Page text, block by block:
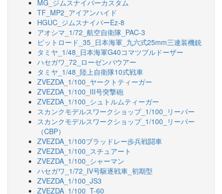
MG_ジムスナイパーカスタム
TF_MP2_アイアンハイド
HGUC_ジムスナイパーEz-8
アオシマ_1/72_航空自衛隊_PAC-3
ピットロード_35_日本海軍_九六式25mm三連装機銃
タミヤ_1/48_日本海軍G40コマツブルドーザー
ハセガワ_72_ローゼンバウアー
タミヤ_1/48_陸上自衛隊10式戦車
ZVEZDA_1/100_ヤークトティーガー
ZVEZDA_1/100_III号突撃砲
ZVEZDA_1/100_シュトルムティーガー
スカンクモデルスワークショップ_1/100_リーパー
スカンクモデルスワークショップ_1/100_リーパー
（CBP）
ZVEZDA_1/100ブラッドレー歩兵戦闘車
ZVEZDA_1/100_スチュアート
ZVEZDA_1/100_シャーマン
ハセガワ_1/72_IV号駆逐戦車_初期型
ZVEZDA_1/100_JS3
ZVEZDA_1/100_T-60